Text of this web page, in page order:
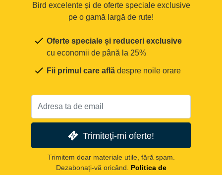
Bird excelente și de oferte speciale exclusive
pe o gamă largă de rute!
Oferte speciale și reduceri exclusive
cu economii de până la 25%
Fii primul care află despre noile orare
Trimiteți-mi oferte!
Trimitem doar materiale utile, fără spam.
Dezabonați-vă oricând.
Politica de